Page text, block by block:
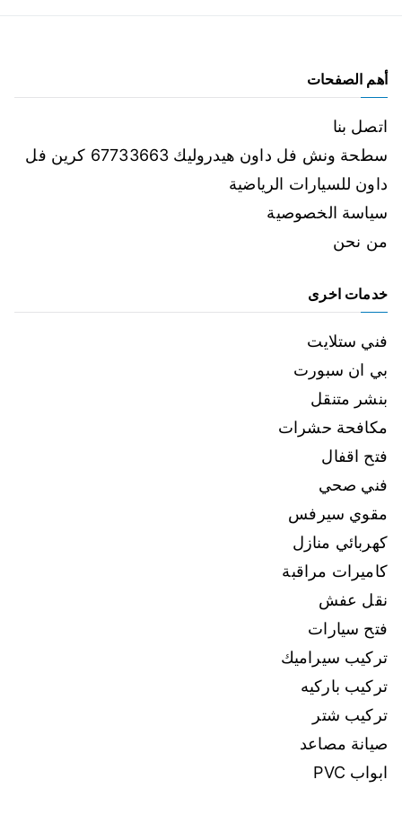
أهم الصفحات
اتصل بنا
سطحة ونش فل داون هيدروليك 67733663 كرين فل
داون للسيارات الرياضية
سياسة الخصوصية
من نحن
خدمات اخرى
فني ستلايت
بي ان سبورت
بنشر متنقل
مكافحة حشرات
فتح اقفال
فني صحي
مقوي سيرفس
كهربائي منازل
كاميرات مراقبة
نقل عفش
فتح سيارات
تركيب سيراميك
تركيب باركيه
تركيب شتر
صيانة مصاعد
ابواب PVC